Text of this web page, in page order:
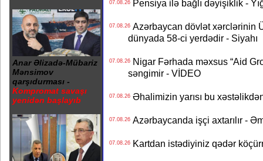
Anar Əlizadə-Mübariz
Mənsimov
qarşıdurması -
Kompromat savaşı
yenidən başlayıb
07.08.26Pensiya ilə bağlı dəyişiklik -
07.08.26Azərbaycan dövlət xərclərinin
dünyada 58-ci yerdədir - Siyahı
07.08.26Nigar Fərhada məxsus “Aid
səngimir - VİDEO
07.08.26Əhalimizin yarısı bu
07.08.26Azərbaycanda işçi axtarılır -
07.08.26Kartdan istədiyiniz qədər